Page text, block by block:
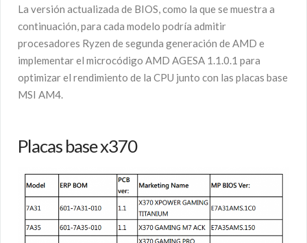
La versión actualizada de BIOS, como la que se muestra a
continuación, para cada modelo podría admitir
procesadores Ryzen de segunda generación de AMD e
implementar el microcódigo AMD AGESA 1.1.0.1 para
optimizar el rendimiento de la CPU junto con las placas base
MSI AM4.
Placas base x370